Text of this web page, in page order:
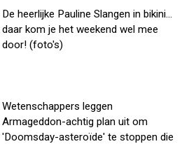
De heerlijke Pauline Slangen in bikini...
daar kom je het weekend wel mee
door! (foto's)
Wetenschappers leggen
Armageddon-achtig plan uit om
'Doomsday-asteroïde' te stoppen die